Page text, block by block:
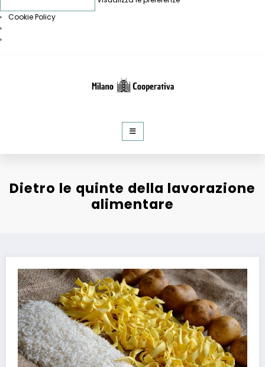
Cookie Policy
Dietro le quinte della lavorazione
alimentare